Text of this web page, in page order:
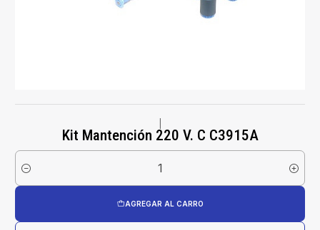
Kit Mantención 220 V. C C3915A
Cantidad
AGREGAR AL CARRO